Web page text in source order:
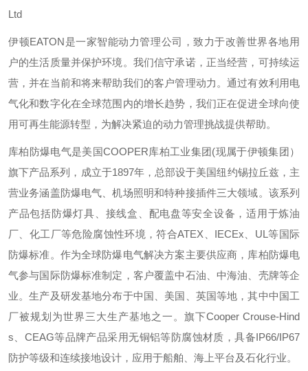
Ltd
伊顿EATON是一家智能动力管理公司，致力于改善世界各地用
户的生活质量并保护环境。我们信守承诺，正当经营，可持续运
营，并在当前和将来帮助我们的客户管理动力。通过有效利用电
气化和数字化在全球范围内的增长趋势，我们正在促进全球向使
用可再生能源转型，为解决紧迫的动力管理挑战提供帮助。
库柏防爆电气是美国COOPER库柏工业集团(现属于伊顿集团）
旗下产品系列，成立于1897年，总部设于美国纽约锡拉丘兹，主
营业务涵盖防爆电气、机场照明和特种接插件三大领域。该系列
产品包括防爆灯具、接线盒、配电盘等安全设备，适用于炼油
厂、化工厂等危险腐蚀性环境，符合ATEX IECEx UL 等国际
防爆标准。作为全球防爆电气解决方案主要供应商，库柏防爆电
气参与国际防爆标准制定，客户覆盖中石油、中海油、壳牌等企
业。生产及研发基地分布于中国、美国、英国等地，其中中国工
厂被规划为世界三大生产基地之一。旗下Cooper Crouse-Hind
s
CEAG等品牌产品采用无铜铝等防腐蚀材质，具备IP66/IP67
防护等级和连续接地设计，应用于船舶、海上平台及石化行业。